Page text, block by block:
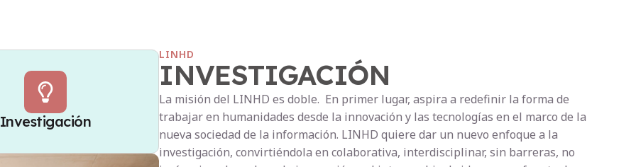
Investigación
LINHD
INVESTIGACIÓN
La misión del LINHD es doble. En primer lugar, aspira a redefinir la forma de
trabajar en humanidades desde la innovación y las tecnologías en el marco de la
nueva sociedad de la información. LINHD quiere dar un nuevo enfoque a la
investigación, convirtiéndola en colaborativa, interdisciplinar, sin barreras, no